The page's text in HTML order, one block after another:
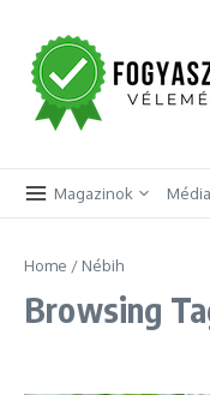
Magazinok
Home / Nébih
Browsing